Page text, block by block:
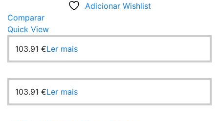
Adicionar Wishlist
Comparar
Quick View
103.91 €Ler mais
103.91 €Ler mais